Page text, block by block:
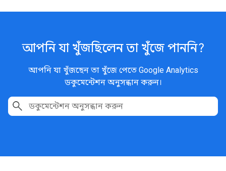
আপনি যা খুঁজছিলেন তা খুঁজে পাননি?
আপনি যা খুঁজছেন তা খুঁজে পেতে Google Analytics
ডকুমেন্টেশন অনুসন্ধান করুন।